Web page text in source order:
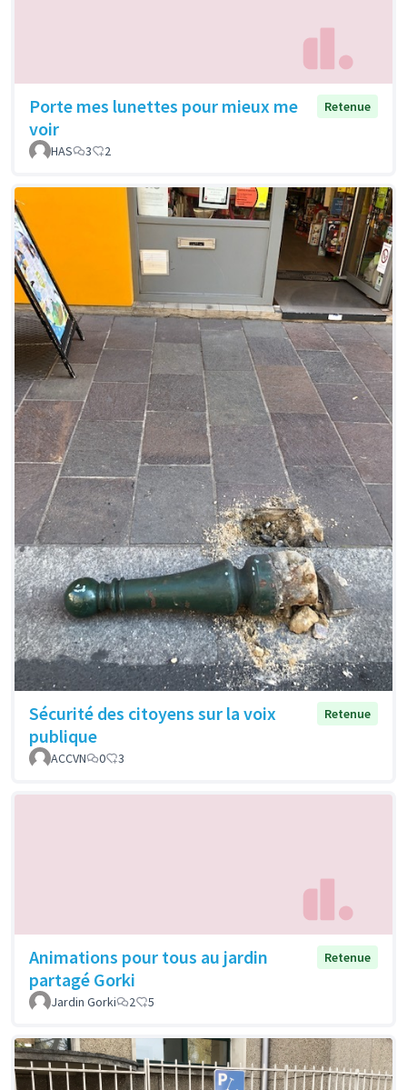
Porte mes lunettes pour mieux me
voir
Retenue
HAS 3 2
Sécurité des citoyens sur la voix
publique
Retenue
ACCVN 0 3
Animations pour tous au jardin
partagé Gorki
Retenue
Jardin Gorki 2 5